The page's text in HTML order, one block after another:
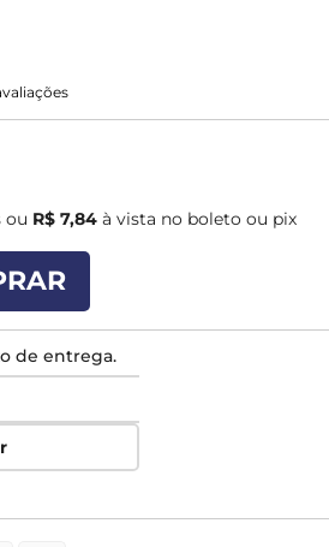
ou R$ 7,84 à vista no boleto ou pix
de entrega.